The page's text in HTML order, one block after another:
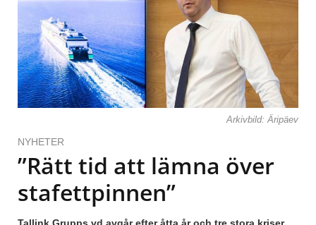
Arkivbild: Äripäev
NYHETER
”Rätt tid att lämna över
stafettpinnen”